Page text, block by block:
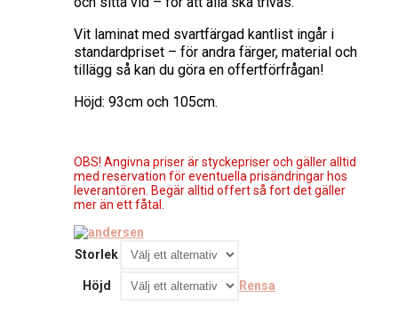
Vit laminat med svartfärgad kantlist ingår i
standardpriset – för andra färger, material och
tillägg så kan du göra en offertförfrågan!
Höjd: 93cm och 105cm.
OBS! Angivna priser är styckepriser och gäller alltid
med reservation för eventuella prisändringar hos
leverantören. Begär alltid offert så fort det gäller
mer än ett fåtal.
Storlek
Höjd Rensa